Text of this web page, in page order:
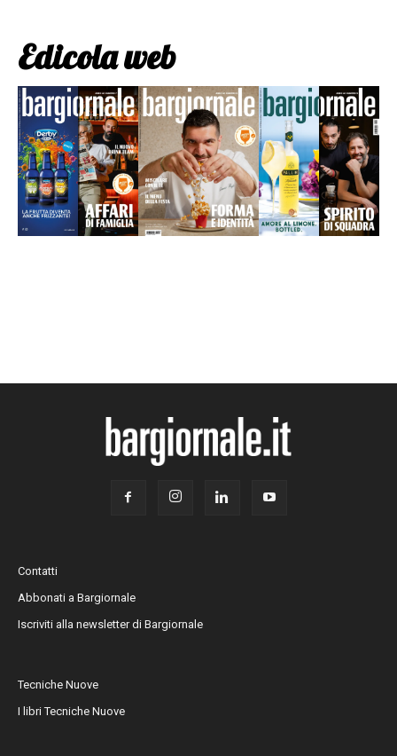
Edicola web
Contatti
Abbonati a Bargiornale
Iscriviti alla newsletter di Bargiornale
Tecniche Nuove
I libri Tecniche Nuove